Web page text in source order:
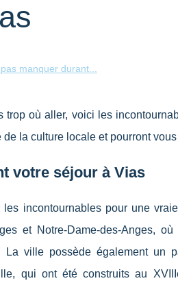
manquer durant...
où aller, voici les
la culture locale et pourront
votre séjour à Vias
incontournables pour une
et Notre-Dame-des-Anges,
La ville possède également un
qui ont été construits au